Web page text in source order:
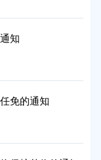
知
免的通知